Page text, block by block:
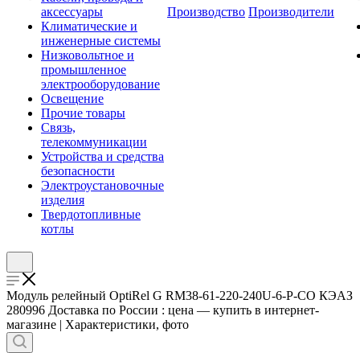
аксессуары
Климатические и
инженерные системы
Низковольтное и
промышленное
электрооборудование
Освещение
Прочие товары
Связь,
телекоммуникации
Устройства и средства
безопасности
Электроустановочные
изделия
Твердотопливные
котлы
Производство Производители
Модуль релейный OptiRel G RM38-61-220-240U-6-P-CO КЭАЗ
280996 Доставка по России : цена — купить в интернет-
магазине | Характеристики, фото